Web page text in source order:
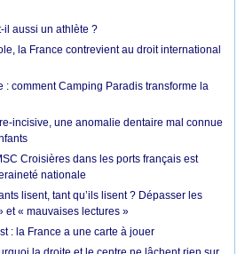
il aussi un athlète ?
la France contrevient au droit international
: comment Camping Paradis transforme la
incisive, une anomalie dentaire mal connue
Croisières dans les ports français est
nationale
lisent, tant qu’ils lisent ? Dépasser les
et « mauvaises lectures »
: la France a une carte à jouer